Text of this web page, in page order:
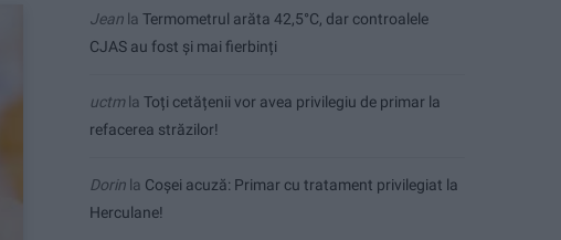
Jean la Termometrul arăta 42,5°C, dar controalele
CJAS au fost și mai fierbinți
uctmla Toți cetățenii vor avea privilegiu de primar la
refacerea străzilor!
Dorin la Coșei acuză: Primar cu tratament privilegiat la
Herculane!